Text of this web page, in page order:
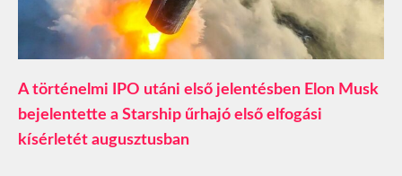
A történelmi IPO utáni első jelentésben Elon Musk
bejelentette a Starship űrhajó első elfogási
kísérletét augusztusban